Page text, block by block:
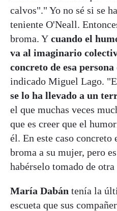
calvos"." Yo no sé si se
teniente O'Neall.
broma. Y cuando el
va al imaginario
concreto de esa
indicado Miguel Lago.
se lo ha llevado a un
el que muchas veces
que es creer que el
él. En este caso concreto
broma a su mujer, pero
habérselo tomado de
María Dabán tenía la
escueta que sus